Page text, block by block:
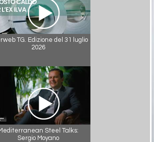
TG. Edizione del 31 luglio
2026
Steel Talks:
Sergio Moyano